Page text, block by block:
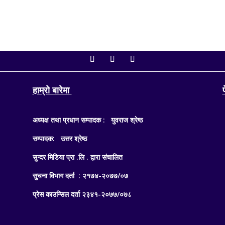
हाम्रो बारेमा
अध्यक्ष तथा प्रधान सम्पादक : युवराज श्रेष्ठ
सम्पादक: उत्तर श्रेष्ठ
सुन्दर मिडिया प्रा .लि . द्वारा संचालित
सुचना विभाग दर्ता : २१७४-२०७७/०७
प्रेस काउन्सिल दर्ता २३४१-२०७७/०७८